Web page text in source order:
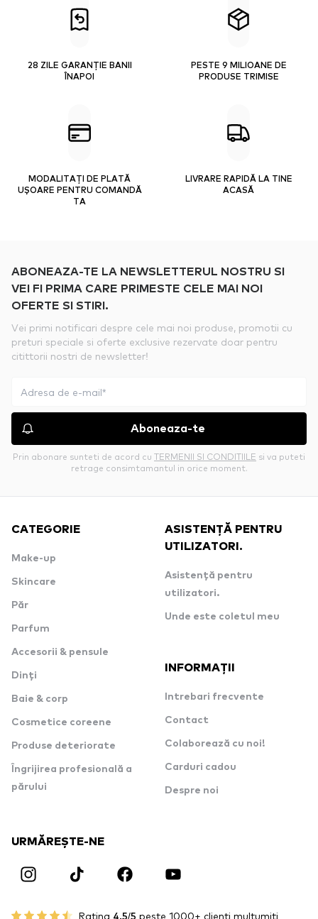
28 ZILE GARANȚIE BANII
ÎNAPOI
PESTE 9 MILIOANE DE
PRODUSE TRIMISE
MODALITAȚI DE PLATĂ
UȘOARE PENTRU COMANDĂ
TA
LIVRARE RAPIDĂ LA TINE
ACASĂ
ABONEAZA-TE LA NEWSLETTERUL NOSTRU SI
VEI FI PRIMA CARE PRIMESTE CELE MAI NOI
OFERTE SI STIRI.
Vei primi notificari despre cele mai noi produse, promotii cu
preturi speciale si oferte exclusive rezervate doar pentru
citittorii nostri de newsletter!
Aboneaza-te
Prin abonare sunteti de acord cu TERMENII SI CONDITIILE si va puteti
retrage consimtamantul in orice moment.
CATEGORIE
Make-up
Skincare
Păr
Parfum
Accesorii & pensule
Dinți
Baie & corp
Cosmetice coreene
Produse deteriorate
Îngrijirea profesională a
părului
ASISTENȚĂ PENTRU
UTILIZATORI.
Asistență pentru
utilizatori.
Unde este coletul meu
INFORMAȚII
Intrebari frecvente
Contact
Colaborează cu noi!
Carduri cadou
Despre noi
URMĂREȘTE-NE
Rating 4.5/5 peste 1000+ clienți mulțumiți